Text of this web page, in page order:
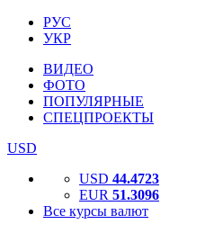
РУС
УКР
ВИДЕО
ФОТО
ПОПУЛЯРНЫЕ
СПЕЦПРОЕКТЫ
USD
USD 44.4723
EUR 51.3096
Все курсы валют